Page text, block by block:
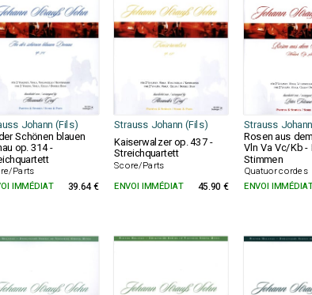
Johann (Fils) Strauss Johann (Fils) Strauss
Schönen blauen
op. 314 -
Parts
Kaiserwalzer op. 437 -
Streichquartett
Score/Parts
Rosen aus
Vln Va Vc/Kb -
Stimmen
Quatuor cordes
IMMÉDIAT 39.64 € ENVOI IMMÉDIAT 45.90 € ENVOI